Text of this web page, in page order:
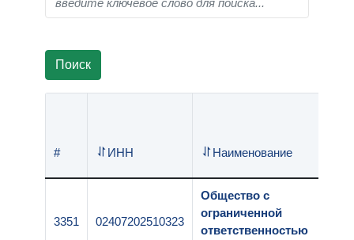
Поиск
# ИНН Наименование
3351 02407202510323
Общество с
ограниченной
ответственностью